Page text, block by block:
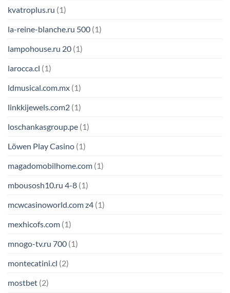
kvatroplus.ru (1)
la-reine-blanche.ru 500 (1)
lampohouse.ru 20 (1)
larocca.cl (1)
ldmusical.com.mx (1)
linkkijewels.com2 (1)
loschankasgroup.pe (1)
Löwen Play Casino (1)
magadomobilhome.com (1)
mbousosh10.ru 4-8 (1)
mcwcasinoworld.com z4 (1)
mexhicofs.com (1)
mnogo-tv.ru 700 (1)
montecatini.cl (2)
mostbet (2)